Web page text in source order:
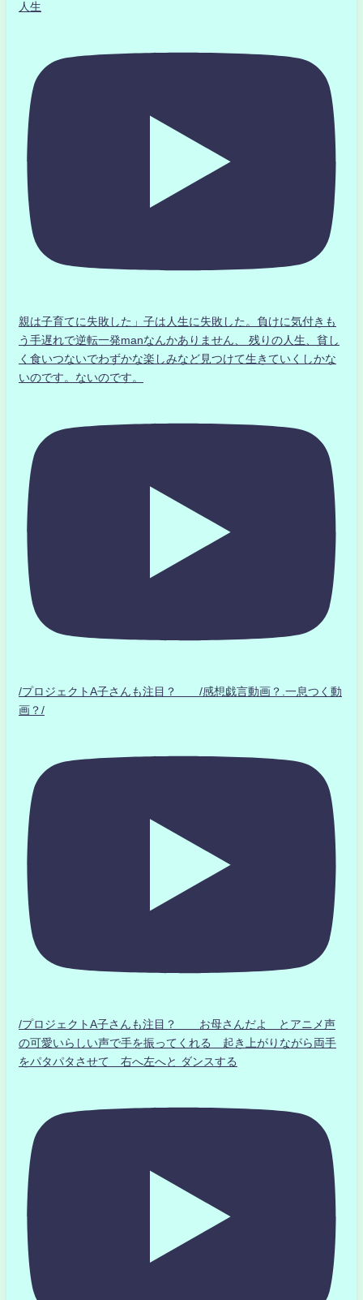
人生
親は子育てに失敗した」子は人生に失敗した。負けに気付きも
う手遅れで逆転一発manなんかありません、 残りの人生、貧し
く食いつないでわずかな楽しみなど見つけて生きていくしかな
いのです。ないのです。
/プロジェクトA子さんも注目？ /感想戯言動画？.一息つく動
画？/
/プロジェクトA子さんも注目？ お母さんだよ とアニメ声
の可愛いらしい声で手を振ってくれる 起き上がりながら両手
をパタパタさせて 右へ左へと ダンスする